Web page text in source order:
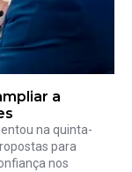
a
na quinta-
para
nos